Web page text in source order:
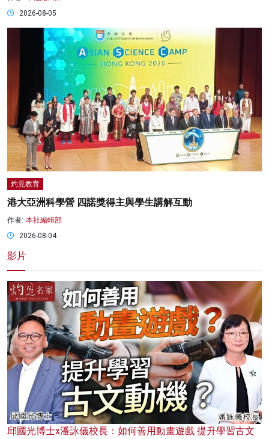
2026-08-05
灼見教育
港大亞洲科學營 四諾獎得主與學生講解互動
作者: 本社編輯部
2026-08-04
影片
邱國光博士x潘詠儀校長：如何善用動畫遊戲 提升學習古文